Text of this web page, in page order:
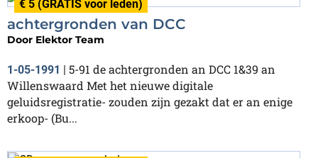
€ 5 (GRATIS voor leden)
achtergronden van DCC
Door Elektor Team
1-05-1991 | 5-91 de achtergronden an DCC 1&39 an
Willenswaard Met het nieuwe digitale
geluidsregistratie- zouden zijn gezakt dat er an enige
erkoop- (Bu...